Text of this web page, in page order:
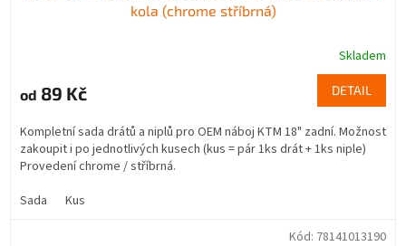
kola (chrome stříbrná)
Skladem
od 89 Kč DETAIL
Kompletní sada drátů a niplů pro OEM náboj KTM 18" zadní. Možnost
zakoupit i po jednotlivých kusech (kus = pár 1ks drát + 1ks niple)
Provedení chrome / stříbrná.
Sada
Kus
Kód: 78141013190